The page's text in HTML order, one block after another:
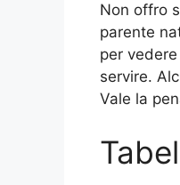
Non offro
parente
per
servire.
Vale la